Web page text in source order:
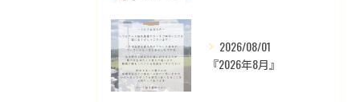
2026/08/01
『2026年8月』